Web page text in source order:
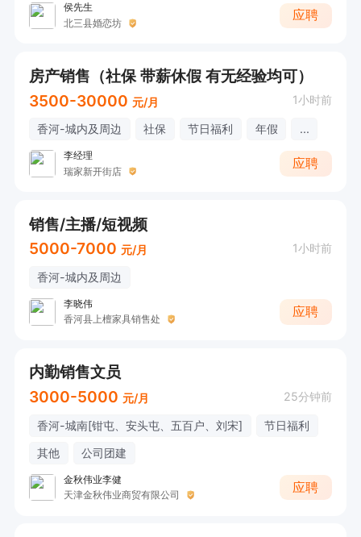
侯先生
北三县婚恋坊
应聘
房产销售（社保 带薪休假 有无经验均可）
3500-30000 元/月 1小时前
香河-城内及周边 社保 节日福利 年假 ...
李经理
瑞家新开街店
应聘
销售/主播/短视频
5000-7000 元/月 1小时前
香河-城内及周边
李晓伟
香河县上檀家具销售处
应聘
内勤销售文员
3000-5000 元/月 25分钟前
香河-城南[钳屯、安头屯、五百户、刘宋]
节日福利
其他
公司团建
金秋伟业李健
天津金秋伟业商贸有限公司
应聘